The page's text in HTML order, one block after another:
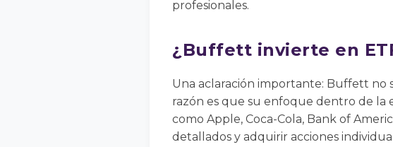
profesionales.
¿Buffett invierte en
Una aclaración importante: Buffett no
razón es que su enfoque dentro de la
como Apple, Coca-Cola, Bank of
detallados y adquirir acciones